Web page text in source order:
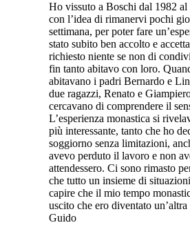
Ho vissuto a Boschi dal 1982
con l’idea di rimanervi pochi
settimana, per poter fare
stato subito ben accolto e
richiesto niente se non di
fin tanto abitavo con loro.
abitavano i padri Bernardo e
due ragazzi, Renato e
cercavano di comprendere il
L’esperienza monastica si
più interessante, tanto che ho
soggiorno senza limitazioni,
avevo perduto il lavoro e non
attendessero. Ci sono rimasto
che tutto un insieme di
capire che il mio tempo
uscito che ero diventato
Guido